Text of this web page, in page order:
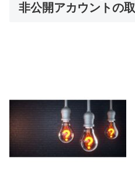
非公開アカウントの